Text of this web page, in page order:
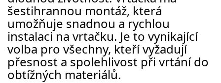
šestihrannou montáž, která
umožňuje snadnou a rychlou
instalaci na vrtačku. Je to vynikající
volba pro všechny, kteří vyžadují
přesnost a spolehlivost při vrtání do
obtížných materiálů.